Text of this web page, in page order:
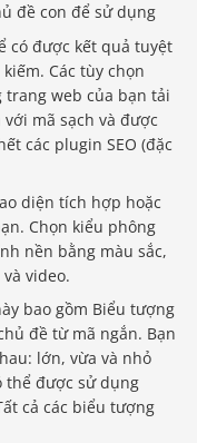
đề con để sử dụng
có được kết quả tuyệt
Các tùy chọn
web của bạn tải
mã sạch và được
các plugin SEO (đặc
diện tích hợp hoặc
Chọn kiểu phông
nền bằng màu sắc,
video.
bao gồm Biểu tượng
đề từ mã ngắn. Bạn
lớn, vừa và nhỏ
thể được sử dụng
cả các biểu tượng